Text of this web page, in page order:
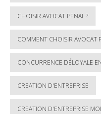
CHOISIR AVOCAT PENAL ?
COMMENT CHOISIR AVOCAT
CONCURRENCE DÉLOYALE
CREATION D'ENTREPRISE
CREATION D'ENTREPRISE